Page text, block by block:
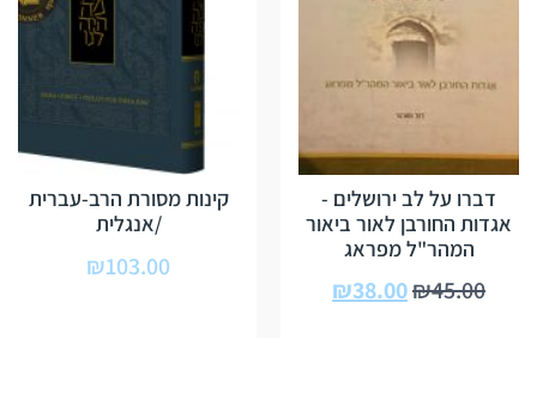
דברו על לב ירושלים -
אגדות החורבן לאור ביאור
המהר"ל מפראג
₪45.00
₪38.00
קינות מסורת הרב-עברית
/אנגלית
₪103.00